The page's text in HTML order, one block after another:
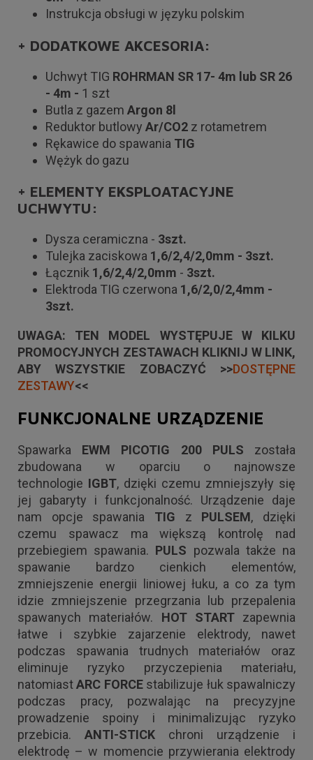
Instrukcja obsługi w języku polskim
+ DODATKOWE AKCESORIA:
Uchwyt TIG ROHRMAN SR 17- 4m lub SR 26
- 4m - 1 szt
Butla z gazem Argon 8l
Reduktor butlowy Ar/CO2 z rotametrem
Rękawice do spawania TIG
Wężyk do gazu
+ ELEMENTY EKSPLOATACYJNE
UCHWYTU:
Dysza ceramiczna - 3szt.
Tulejka zaciskowa 1,6/2,4/2,0mm - 3szt.
Łącznik 1,6/2,4/2,0mm - 3szt.
Elektroda TIG czerwona 1,6/2,0/2,4mm -
3szt.
UWAGA: TEN MODEL WYSTĘPUJE W KILKU
PROMOCYJNYCH ZESTAWACH KLIKNIJ W LINK,
ABY WSZYSTKIE ZOBACZYĆ >>DOSTĘPNE
ZESTAWY<<
FUNKCJONALNE URZĄDZENIE
Spawarka EWM PICOTIG 200 PULS została
zbudowana w oparciu o najnowsze
technologie IGBT, dzięki czemu zmniejszyły się
jej gabaryty i funkcjonalność. Urządzenie daje
nam opcje spawania TIG z PULSEM, dzięki
czemu spawacz ma większą kontrolę nad
przebiegiem spawania. PULS pozwala także na
spawanie bardzo cienkich elementów,
zmniejszenie energii liniowej łuku, a co za tym
idzie zmniejszenie przegrzania lub przepalenia
spawanych materiałów. HOT START zapewnia
łatwe i szybkie zajarzenie elektrody, nawet
podczas spawania trudnych materiałów oraz
eliminuje ryzyko przyczepienia materiału,
natomiastARC FORCEstabilizuje łuk spawalniczy
podczas pracy, pozwalając na precyzyjne
prowadzenie spoiny i minimalizując ryzyko
przebicia. ANTI-STICK chroni urządzenie i
elektrodę – w momencie przywierania elektrody